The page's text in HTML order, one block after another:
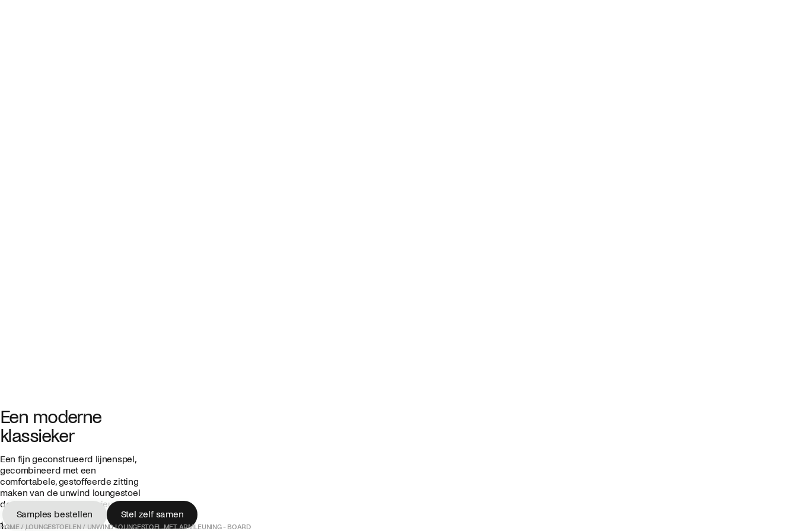
Een moderne
klassieker
Een fijn geconstrueerd lijnenspel,
gecombineerd met een
comfortabele, gestoffeerde zitting
maken van de unwind loungestoel
de blikvanger in elk interieur.
1.525,00 €
Samples bestellen
Samples bestellen
Stel zelf samen
Stel zelf samen
HOME/ LOUNGESTOELEN/ UNWIND LOUNGESTOEL MET ARMLEUNING - BOARD